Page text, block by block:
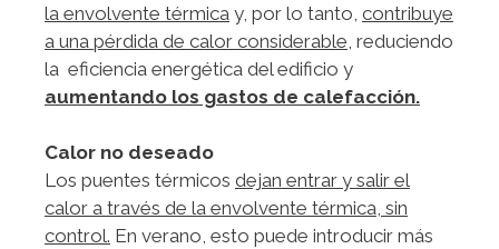
la envolvente térmica y, por lo tanto, contribuye
a una pérdida de calor considerable , reduciendo
la eficiencia energética del edificio y
aumentando los gastos de calefacción.
Calor no deseado
Los puentes térmicos dejan entrar y salir el
calor a través de la envolvente térmica, sin
control. En verano, esto puede introducir más